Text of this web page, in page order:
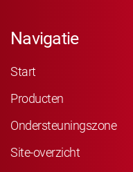
Navigatie
Start
Producten
Ondersteuningszone
Site-overzicht